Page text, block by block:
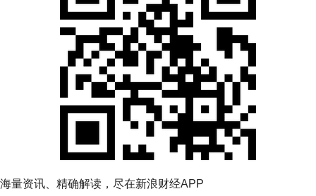
海量资讯、精确解读，尽在新浪财经APP